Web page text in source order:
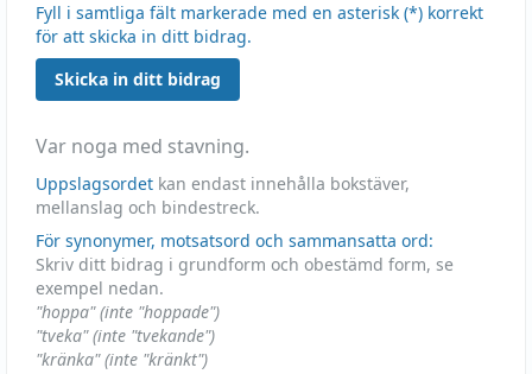
Fyll i samtliga fält markerade med en asterisk (*) korrekt
för att skicka in ditt bidrag.
Skicka in ditt bidrag
Var noga med stavning.
Uppslagsordet kan endast innehålla bokstäver,
mellanslag och bindestreck.
För synonymer, motsatsord och sammansatta ord:
Skriv ditt bidrag i grundform och obestämd form, se
exempel nedan.
"hoppa" (inte "hoppade")
"tveka" (inte "tvekande")
"kränka" (inte "kränkt")